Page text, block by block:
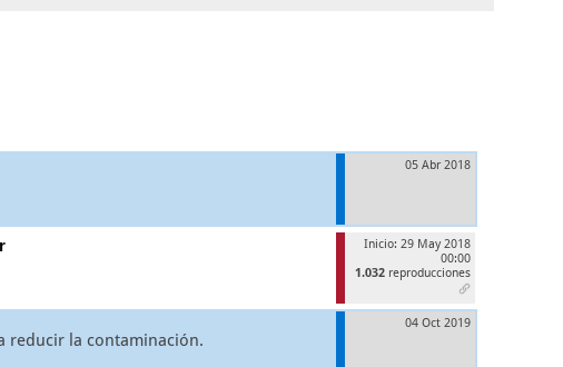
05 Abr 2018
Inicio: 29 May 2018
00:00
1.032 reproducciones
04 Oct 2019
reducir la contaminación.